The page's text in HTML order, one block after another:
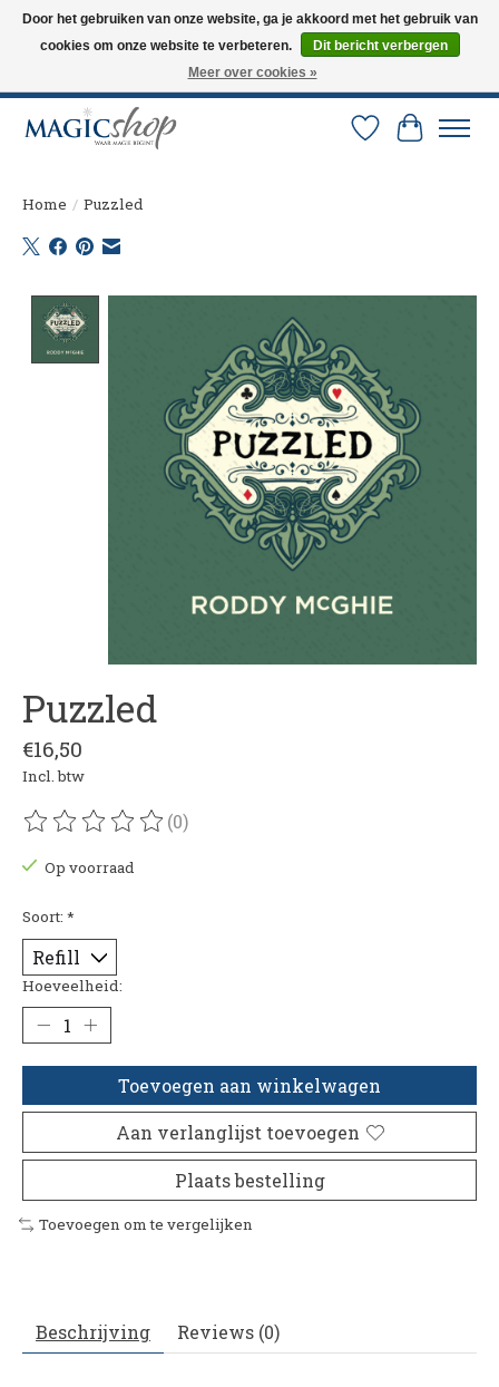
Altijd de nieuwste trucs op voorraad. Snelle verzending via PostNL en DHL.
Langskomen in onze winkel? Bel of mail om een afspraak te maken. 0251-
Verlanglijst
Home / Puzzled
Puzzled
€16,50
Incl. btw
De beoordeling van dit product is
(0)
Op voorraad
Soort: *
Hoeveelheid:
Toevoegen aan winkelwagen
Aan verlanglijst toevoegen
Plaats bestelling
Toevoegen om te vergelijken
Beschrijving Reviews (0)
Door het gebruiken van onze website, ga je akkoord met het gebruik van
cookies om onze website te verbeteren.
Dit bericht verbergen
Meer over cookies »